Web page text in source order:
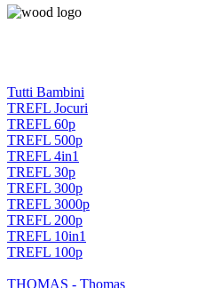
Tutti Bambini
TREFL Jocuri
TREFL 60p
TREFL 500p
TREFL 4in1
TREFL 30p
TREFL 300p
TREFL 3000p
TREFL 200p
TREFL 10in1
TREFL 100p
THOMAS - Thomas